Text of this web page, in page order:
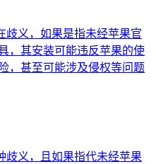
歧义，如果是指未经苹果官
，其安装可能违反苹果的使
，甚至可能涉及侵权等问题
歧义，且如果指代未经苹果